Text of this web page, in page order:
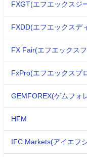
FXGT(エフエックスジ
FXDD(エフエックスデ
FX Fair(エフエックス
FxPro(エフエックスプ
GEMFOREX(ゲムフォ
HFM
IFC Markets(アイエフ